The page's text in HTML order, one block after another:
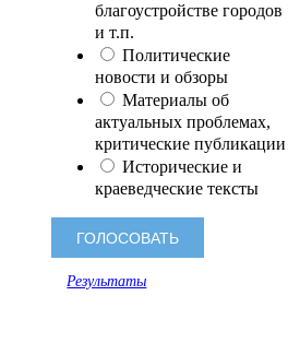
благоустройстве городов
и т.п.
Политические
новости и обзоры
Материалы об
актуальных проблемах,
критические публикации
Исторические и
краеведческие тексты
Результаты